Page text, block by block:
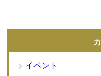
イベント